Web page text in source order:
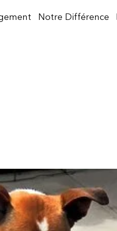
Notre Différence